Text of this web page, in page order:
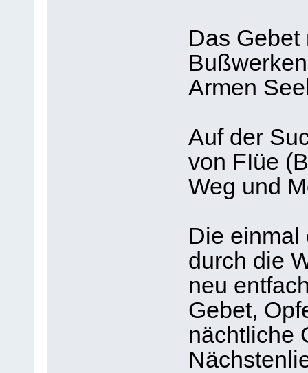
Das Gebet
Armen
Auf der
von FIüe
Weg und
Die einmal
durch die
neu
Gebet,
nächtliche